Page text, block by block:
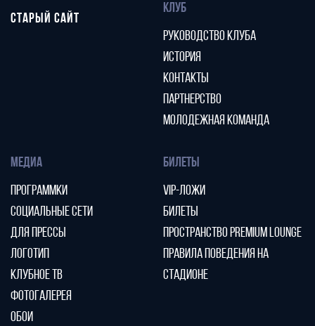
СТАРЫЙ САЙТ
КЛУБ
РУКОВОДСТВО КЛУБА
ИСТОРИЯ
КОНТАКТЫ
ПАРТНЕРСТВО
МОЛОДЕЖНАЯ КОМАНДА
МЕДИА
ПРОГРАММКИ
СОЦИАЛЬНЫЕ СЕТИ
ДЛЯ ПРЕССЫ
ЛОГОТИП
КЛУБНОЕ ТВ
ФОТОГАЛЕРЕЯ
ОБОИ
БИЛЕТЫ
VIP-ЛОЖИ
БИЛЕТЫ
ПРОСТРАНСТВО PREMIUM LOUNGE
ПРАВИЛА ПОВЕДЕНИЯ НА
СТАДИОНЕ